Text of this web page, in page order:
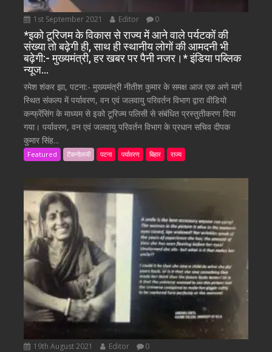
1st September 2021 Editor 0
*इको टूरिजम के विकास से राज्य में आने वाले पर्यटकों की
संख्या तो बढ़ेगी ही, साथ ही स्थानीय लोगों की आमदनी भी
बढ़ेगी:- मुख्यमंत्री, हर खबर पर पैनी नजर।* इंडिया पब्लिक
न्यूज…
रमेश शंकर झा, पटना:- मुख्यमंत्री नीतीश कुमार के समक्ष आज एक अणे मार्ग
स्थित संकल्प में पर्यावरण, वन एवं जलवायु परिवर्तन विभाग द्वारा वीडियो
कन्फ्रेंसिंग के माध्यम से इको टूरिज्म पलिसी से संबंधित प्रस्तुतीकरण दिया
गया। पर्यावरण, वन एवं जलवायु परिवर्तन विभाग के प्रधान सचिव दीपक
कुमार सिंह...
Featured टैकनोलजी पटना पर्यावरण बिहार राज्य
19th August 2021 Editor 0